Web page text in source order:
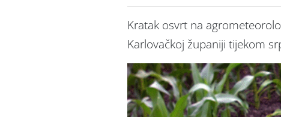
Kratak osvrt na
Karlovačkoj županiji tijekom